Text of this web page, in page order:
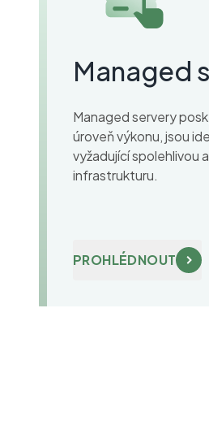
Managed
Managed servery
úroveň výkonu, jsou
vyžadující spolehlivou
infrastrukturu.
PROHLÉDNOUT